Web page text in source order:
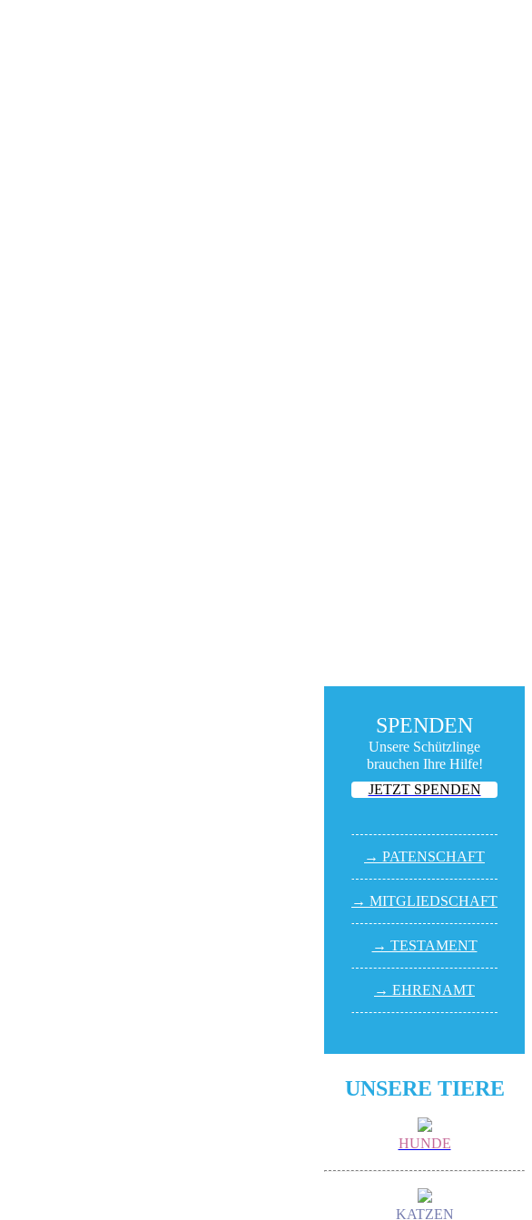
SPENDEN
Unsere Schützlinge
brauchen Ihre Hilfe!
JETZT SPENDEN
→ PATEN­SCHAFT
→ MITGLIED­SCHAFT
→ TESTA­MENT
→ EHREN­AMT
UNSERE TIERE
HUNDE
KATZEN